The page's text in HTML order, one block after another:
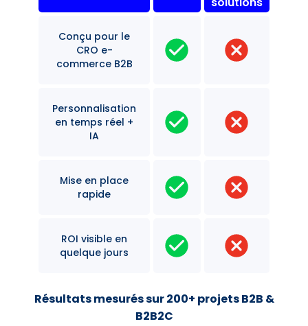
Conçu pour le
CRO e-
commerce B2B
Personnalisation
en temps réel +
IA
Mise en place
rapide
ROI visible en
quelque jours
Résultats mesurés sur 200+ projets B2B &
B2B2C